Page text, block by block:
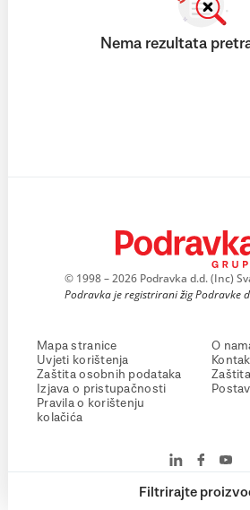
Filtrirajte
Nema rezultata
© 1998 – 2026 Podravka d.d. (Inc)
Podravka je registrirani žig Podravke
Mapa stranice
Uvjeti korištenja
Zaštita osobnih podataka
Izjava o pristupačnosti
Pravila o korištenju
kolačića
O